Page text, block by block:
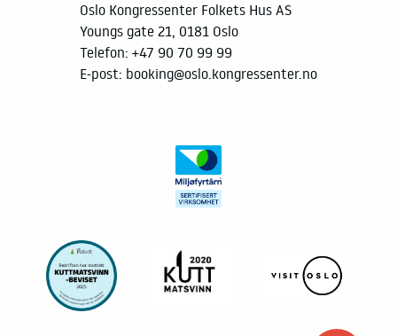
Oslo Kongressenter Folkets Hus AS
Youngs gate 21, 0181 Oslo
Telefon: +47 90 70 99 99
E-post: booking@oslo.kongressenter.no